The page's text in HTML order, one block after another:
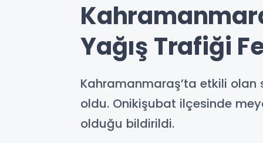
Yağış Trafiği
Kahramanmaraş’ta etkili olan
oldu. Onikişubat ilçesinde
olduğu bildirildi.